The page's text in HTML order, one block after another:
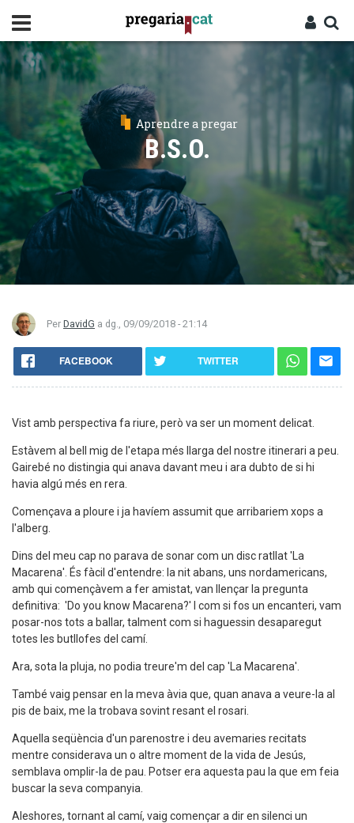
contingut
Entra
Cercador
Aprendre a pregar
B.S.O.
Per DavidG a dg., 09/09/2018 - 21:14
FACEBOOK TWITTER
Vist amb perspectiva fa riure, però va ser un moment delicat.
Estàvem al bell mig de l'etapa més llarga del nostre itinerari a peu.
Gairebé no distingia qui anava davant meu i ara dubto de si hi
havia algú més en rera.
Començava a ploure i ja havíem assumit que arribariem xops a
l'alberg.
Dins del meu cap no parava de sonar com un disc ratllat 'La
Macarena'. És fàcil d'entendre: la nit abans, uns nordamericans,
amb qui començàvem a fer amistat, van llençar la pregunta
definitiva: 'Do you know Macarena?' I com si fos un encanteri, vam
posar-nos tots a ballar, talment com si haguessin desaparegut
totes les butllofes del camí.
Ara, sota la pluja, no podia treure'm del cap 'La Macarena'.
També vaig pensar en la meva àvia que, quan anava a veure-la al
pis de baix, me la trobava sovint resant el rosari.
Aquella seqüència d'un parenostre i deu avemaries recitats
mentre considerava un o altre moment de la vida de Jesús,
semblava omplir-la de pau. Potser era aquesta pau la que em feia
buscar la seva companyia.
Aleshores, tornant al camí, vaig començar a dir en silenci un